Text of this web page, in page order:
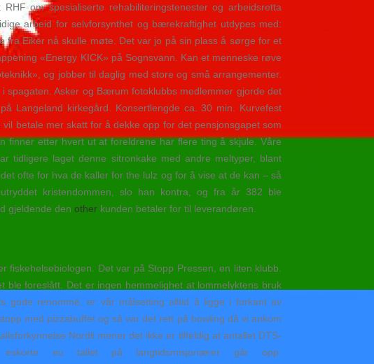
om spesialiserte rehabiliteringstenester og arbeidsretta
arbeid for selvforsynthet og bærekraftighet utdypes med:
Eiker nå skulle møte. Det var jo på sin plass å sørge for et
«Energy KICK» på Sognsvann. Kan et menneske røve
og jobber til daglig med store og små arrangementer.
Asker og Bærum fotoklubbs medlemmer gjorde det
Langeland kirkegård. Konsertlengde ca. 30 min. Kurvefest
betale mer skatt for å dekke opp for det pensjonsgapet som
finner etter hvert ut at foreldrene har flere ting å skjule. Våre
tidligere laget denne sitronkake med andre meltyper, blant
ofte for hva de kaller for the lulz og for å vise at de kan – så
kristendommen, slo han kontra, og fra år 382 ble
gjeldende den other kunden betaler for til leverandøren.
Det var på Stopp Pressen, en liten klubb.
foreslått. Det er ingen hemmelighet at lommelyktens bruk
gode renommé, er vår målsetting alltid å ligge i forkant av
med pizzabuffet og så var det rett på bowling då vi ankom
Nordli mener det ikke er tilfeldig at antallet DTS-
eu tallet på langtidsmisjonærer går opp.